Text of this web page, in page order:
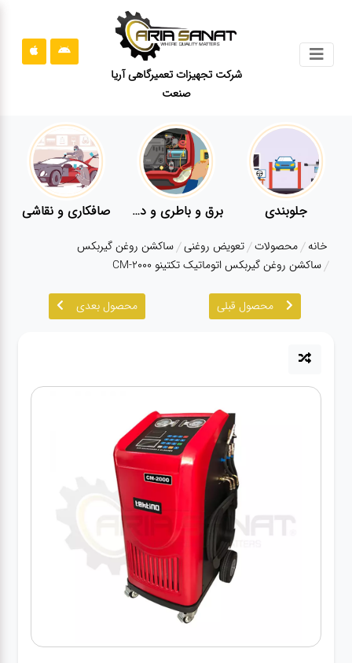
شرکت تجهیزات تعمیرگاهی آریا
صنعت
قوانین
سایت
ارتباط
درباره
ما
آپاراتی
دیاگ
جلوبندی برق و باطری و دیاگ صافکاری و نقاشی
خانه محصولات تعویض روغنی ساکشن روغن گیربکس
ساکشن روغن گیربکس اتوماتیک تکتینو CM-2000
محصول قبلی محصول بعدی